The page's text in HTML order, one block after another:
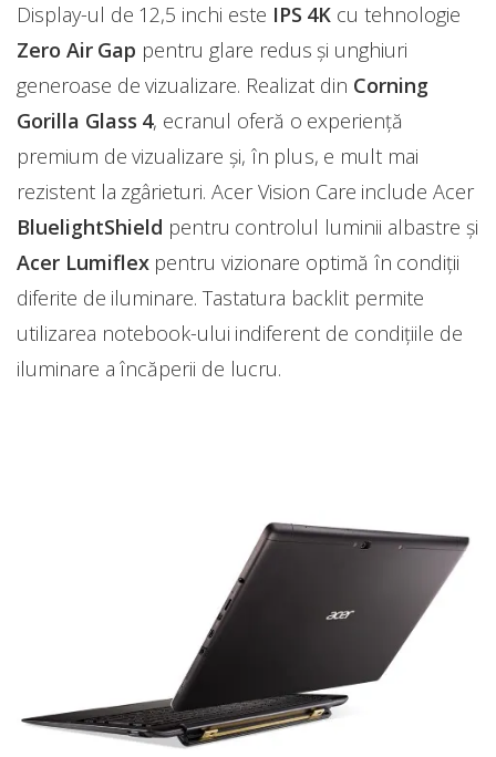
Display-ul de 12,5 inchi este IPS 4K cu tehnologie
Zero Air Gap pentru glare redus și unghiuri
generoase de vizualizare. Realizat din Corning
Gorilla Glass 4, ecranul oferă o experiență
premium de vizualizare și, în plus, e mult mai
rezistent la zgârieturi. Acer Vision Care include Acer
BluelightShield pentru controlul luminii albastre și
Acer Lumiflexpentru vizionare optimă în condiții
diferite de iluminare. Tastatura backlit permite
utilizarea notebook-ului indiferent de condițiile de
iluminare a încăperii de lucru.